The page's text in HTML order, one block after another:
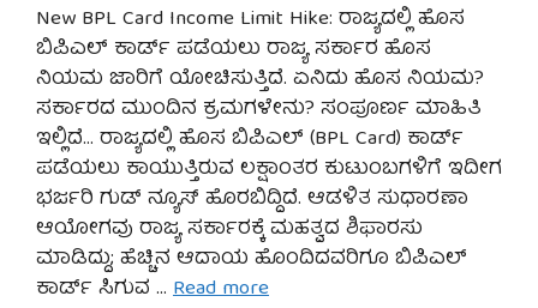
New BPL Card Income Limit Hike: ರಾಜ್ಯದಲ್ಲಿ ಹೊಸ
ಬಿಪಿಎಲ್ ಕಾರ್ಡ್ ಪಡೆಯಲು ರಾಜ್ಯ ಸರ್ಕಾರ ಹೊಸ
ನಿಯಮ ಜಾರಿಗೆ ಯೋಚಿಸುತ್ತಿದೆ. ಏನಿದು ಹೊಸ ನಿಯಮ?
ಸರ್ಕಾರದ ಮುಂದಿನ ಕ್ರಮಗಳೇನು? ಸಂಪೂರ್ಣ ಮಾಹಿತಿ
ಇಲ್ಲಿದೆ… ರಾಜ್ಯದಲ್ಲಿ ಹೊಸ ಬಿಪಿಎಲ್ (BPL Card) ಕಾರ್ಡ್
ಪಡೆಯಲು ಕಾಯುತ್ತಿರುವ ಲಕ್ಷಾಂತರ ಕುಟುಂಬಗಳಿಗೆ ಇದೀಗ
ಭರ್ಜರಿ ಗುಡ್ ನ್ಯೂಸ್ ಹೊರಬಿದ್ದಿದೆ. ಆಡಳಿತ ಸುಧಾರಣಾ
ಆಯೋಗವು ರಾಜ್ಯ ಸರ್ಕಾರಕ್ಕೆ ಮಹತ್ವದ ಶಿಫಾರಸು
ಮಾಡಿದ್ದು; ಹೆಚ್ಚಿನ ಆದಾಯ ಹೊಂದಿದವರಿಗೂ ಬಿಪಿಎಲ್
ಕಾರ್ಡ್ ಸಿಗುವ … Read more